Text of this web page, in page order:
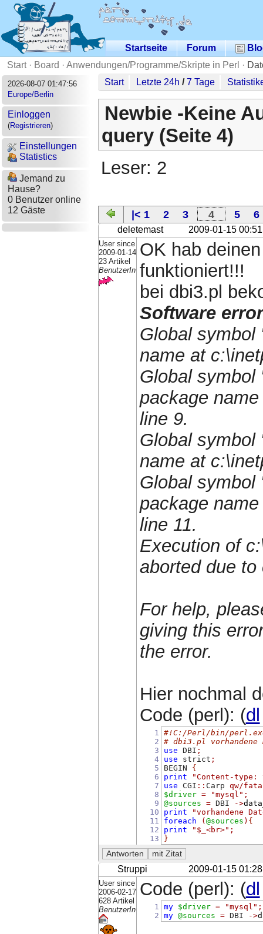
Startseite Forum
Start· Board · Anwendungen/Programme/Skripte in Perl ·
2026-08-07 01:47:56
Europe/Berlin
Einloggen
(Registrieren)
Einstellungen
Statistics
Jemand zu
Hause?
0 Benutzer online
12 Gäste
Start Letzte 24h /7 Tage
Newbie -Keine
query (Seite 4)
Leser: 2
|< 1 2 3 4 5 6
deletemast 2009-01-15 00:51
User since
2009-01-14
23 Artikel
BenutzerIn
OK hab
funktioniert!!!
bei dbi3.pl
Software
Global symbol
name at
Global symbol
package
line 9.
Global symbol
name at
Global symbol
package
line 11.
Execution of
aborted due
For help,
giving this
the error.
Hier nochmal
Code (perl): (dl
1
2
3
4
5
6
7
8
9
10
11
12
13
#!C:/Perl/bin/
# dbi3.pl vorhandene
use DBI ;
use strict ;
BEGIN {
print
"Content-
use CGI :: Carp qw/
$driver = "mysql" ;
@sources
= DBI ->
print
"vorhandene
foreach
(@sources ) {
print
"$_<br>" ;
}
Struppi 2009-01-15 01:28
User since
2006-02-17
628 Artikel
BenutzerIn
Code (perl): (dl
1
2
my $driver = "mysql" ;
my @sources = DBI ->